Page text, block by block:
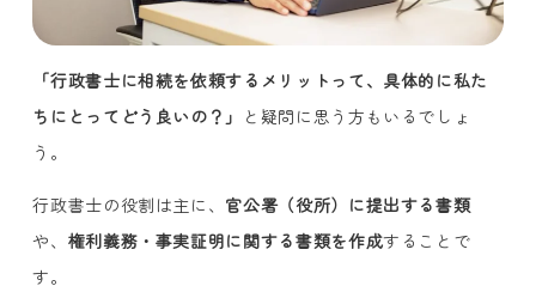
「行政書士に相続を依頼するメリットって、具体的に私た
ちにとってどう良いの？」 と疑問に思う方もいるでしょ
う。
行政書士の役割は主に、 官公署（役所）に提出する書類
や、 権利義務・事実証明に関する書類を作成することで
す。